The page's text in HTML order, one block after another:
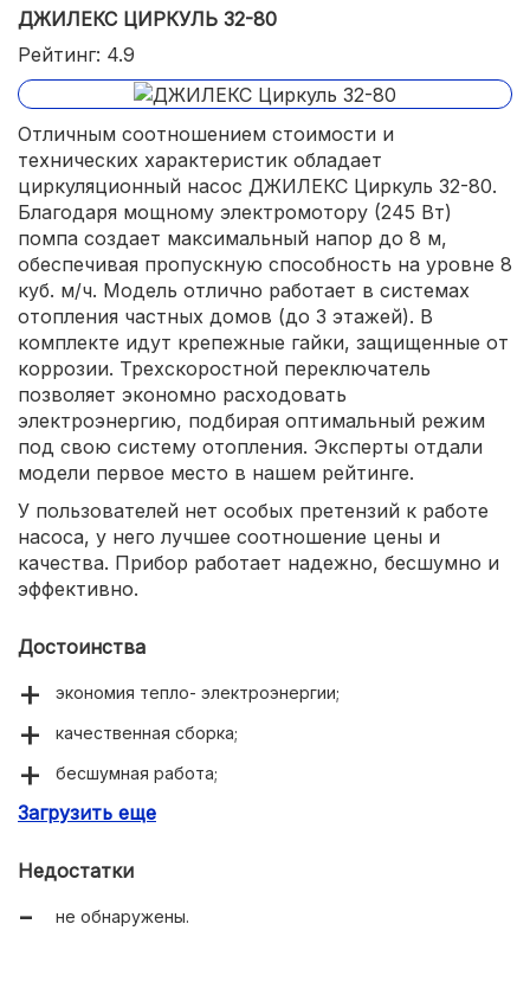
ДЖИЛЕКС ЦИРКУЛЬ 32-80
Рейтинг: 4.9
Отличным соотношением стоимости и
технических характеристик обладает
циркуляционный насос ДЖИЛЕКС Циркуль 32-80.
Благодаря мощному электромотору (245 Вт)
помпа создает максимальный напор до 8 м,
обеспечивая пропускную способность на уровне 8
куб. м/ч. Модель отлично работает в системах
отопления частных домов (до 3 этажей). В
комплекте идут крепежные гайки, защищенные от
коррозии. Трехскоростной переключатель
позволяет экономно расходовать
электроэнергию, подбирая оптимальный режим
под свою систему отопления. Эксперты отдали
модели первое место в нашем рейтинге.
У пользователей нет особых претензий к работе
насоса, у него лучшее соотношение цены и
качества. Прибор работает надежно, бесшумно и
эффективно.
Достоинства
экономия тепло- электроэнергии;
качественная сборка;
бесшумная работа;
надежность.
Загрузить еще
Недостатки
не обнаружены.